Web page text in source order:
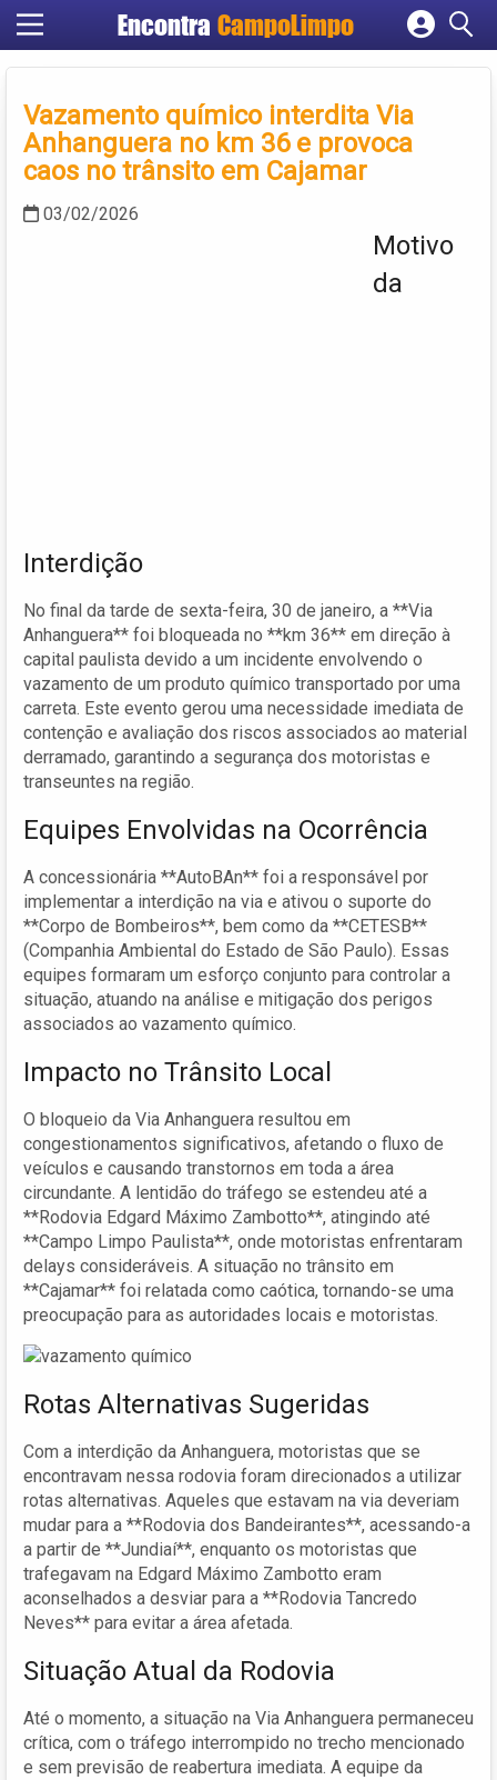
Encontra CampoLimpo
Cadastrar empresa
Criar conta
Vazamento químico interdita Via
Anhanguera no km 36 e provoca
caos no trânsito em Cajamar
03/02/2026
Motivo
da
Interdição
No final da tarde de sexta-feira, 30 de janeiro, a **Via
Anhanguera** foi bloqueada no **km 36** em direção à
capital paulista devido a um incidente envolvendo o
vazamento de um produto químico transportado por uma
carreta. Este evento gerou uma necessidade imediata de
contenção e avaliação dos riscos associados ao material
derramado, garantindo a segurança dos motoristas e
transeuntes na região.
Equipes Envolvidas na Ocorrência
A concessionária **AutoBAn** foi a responsável por
implementar a interdição na via e ativou o suporte do
**Corpo de Bombeiros**, bem como da **CETESB**
(Companhia Ambiental do Estado de São Paulo). Essas
equipes formaram um esforço conjunto para controlar a
situação, atuando na análise e mitigação dos perigos
associados ao vazamento químico.
Impacto no Trânsito Local
O bloqueio da Via Anhanguera resultou em
congestionamentos significativos, afetando o fluxo de
veículos e causando transtornos em toda a área
circundante. A lentidão do tráfego se estendeu até a
**Rodovia Edgard Máximo Zambotto**, atingindo até
**Campo Limpo Paulista**, onde motoristas enfrentaram
delays consideráveis. A situação no trânsito em
**Cajamar** foi relatada como caótica, tornando-se uma
preocupação para as autoridades locais e motoristas.
Rotas Alternativas Sugeridas
Com a interdição da Anhanguera, motoristas que se
encontravam nessa rodovia foram direcionados a utilizar
rotas alternativas. Aqueles que estavam na via deveriam
mudar para a **Rodovia dos Bandeirantes**, acessando-a
a partir de **Jundiaí**, enquanto os motoristas que
trafegavam na Edgard Máximo Zambotto eram
aconselhados a desviar para a **Rodovia Tancredo
Neves** para evitar a área afetada.
Situação Atual da Rodovia
Até o momento, a situação na Via Anhanguera permaneceu
crítica, com o tráfego interrompido no trecho mencionado
e sem previsão de reabertura imediata. A equipe da